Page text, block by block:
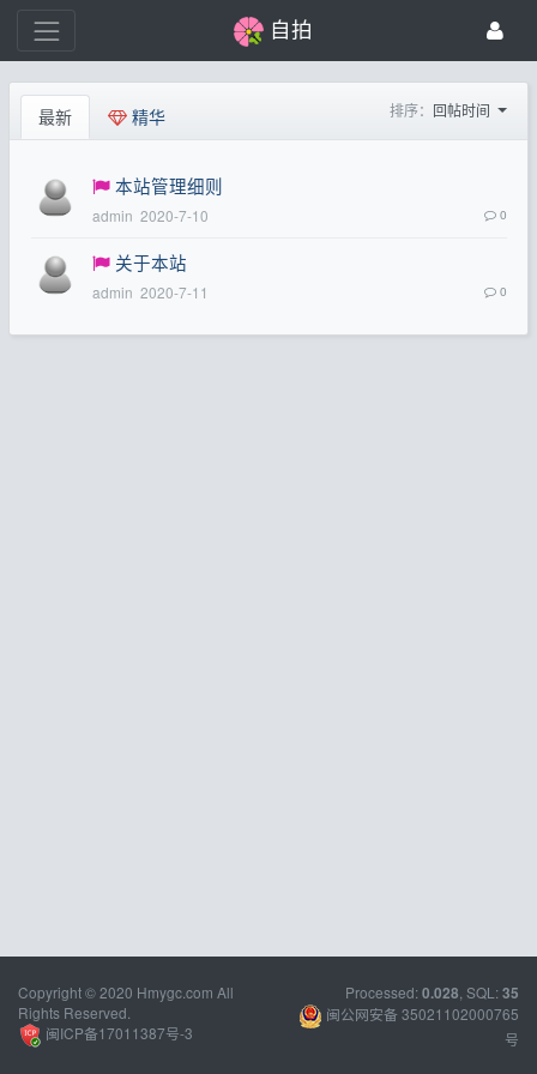
自拍
最新 精华 排序： 回帖时间
本站管理细则
admin 2020-7-10 0
关于本站
admin 2020-7-11 0
Copyright © 2020 Hmygc.com All
Rights Reserved.
闽ICP备17011387号-3
Processed: 0.028 , SQL: 35
闽公网安备 35021102000765
号